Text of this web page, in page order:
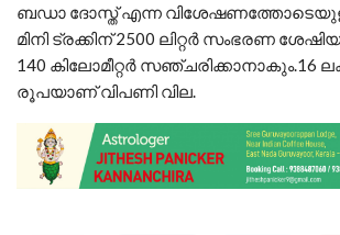
ബഡാ ദോസ്ത് എന്ന
മിനി ട്രക്കിന് 2500 ലിറ്റർ സംഭരണ
140 കിലോമീറ്റർ സഞ്ചരിക്കാനാകും.16
രൂപയാണ് വിപണി വില.